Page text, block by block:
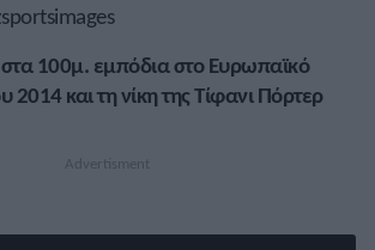
στα 100μ. εμπόδια στο Ευρωπαϊκό
και τη νίκη της Τίφανι Πόρτερ